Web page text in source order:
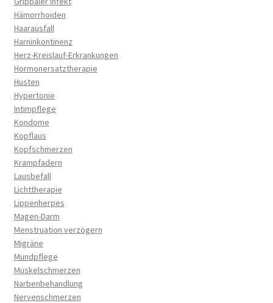
Hämorrhoiden
Haarausfall
Harninkontinenz
Herz-Kreislauf-Erkrankungen
Hormonersatztherapie
Husten
Hypertonie
Intimpflege
Kondome
Kopflaus
Kopfschmerzen
Krampfadern
Lausbefall
Lichttherapie
Lippenherpes
Magen-Darm
Menstruation verzögern
Migräne
Mundpflege
Muskelschmerzen
Narbenbehandlung
Nervenschmerzen